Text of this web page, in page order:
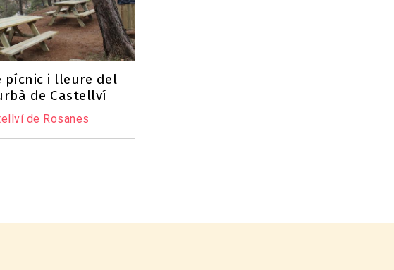
pícnic i lleure del
de Castellví
de Rosanes